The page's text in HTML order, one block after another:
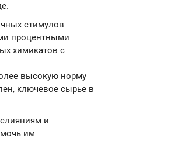
стимулов
процентными
химикатов с
высокую норму
ключевое сырье в
слияниям и
им